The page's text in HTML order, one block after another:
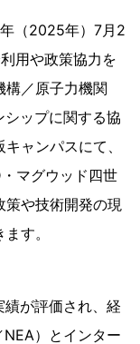
（2025年）7月2
用や政策協力を
構／原子力機関
シップに関する協
ャンパスにて、
マグウッド四世
策や技術開発の現
す。
が評価され、経
）とインター